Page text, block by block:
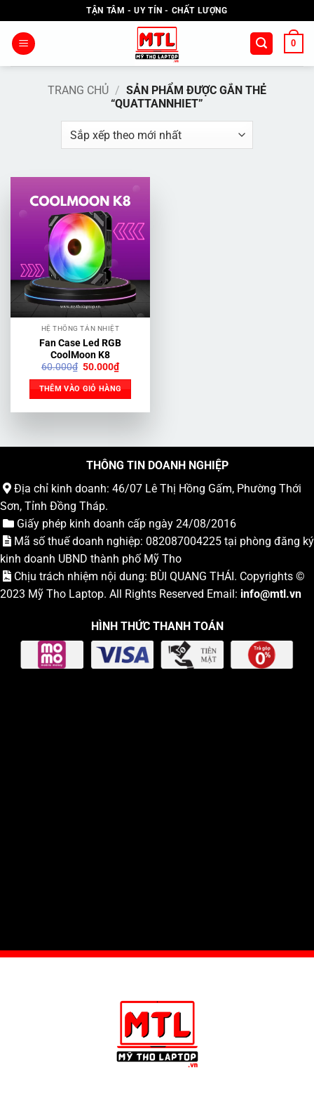
qua
nội
TẬN TÂM - UY TÍN - CHẤT LƯỢNG
0
TRANG CHỦ / SẢN PHẨM ĐƯỢC GẮN THẺ
“QUATTANNHIET”
HỆ THỐNG TẢN NHIỆT
Fan Case Led RGB
CoolMoon K8
60.000₫ Giá
là:
60.000₫.
50.000₫Giá
hiện
tại
là:
50.000₫.
THÊM VÀO GIỎ HÀNG
THÔNG TIN DOANH NGHIỆP
Địa chỉ kinh doanh: 46/07 Lê Thị Hồng Gấm, Phường Thới
Sơn, Tỉnh Đồng Tháp.
Giấy phép kinh doanh cấp ngày 24/08/2016
Mã số thuế doanh nghiệp: 082087004225 tại phòng đăng ký
kinh doanh UBND thành phố Mỹ Tho
Chịu trách nhiệm nội dung: BÙI QUANG THÁI. Copyrights ©
2023 Mỹ Tho Laptop. All Rights Reserved Email: info@mtl.vn
HÌNH THỨC THANH TOÁN